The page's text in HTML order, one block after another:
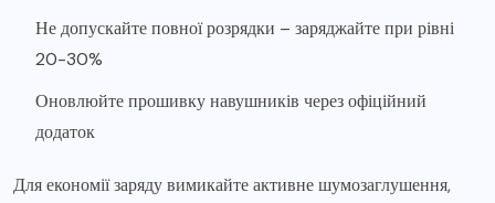
Не допускайте повної розрядки – заряджайте при рівні
20-30%
Оновлюйте прошивку навушників через офіційний
додаток
Для економії заряду вимикайте активне шумозаглушення,